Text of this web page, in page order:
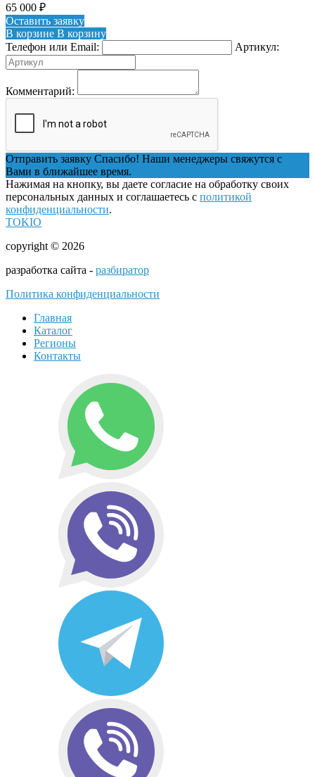
65 000 ₽
Оставить заявку
В корзине В корзину
Телефон или Email:
Артикул:
Комментарий:
Отправить заявку Спасибо! Наши менеджеры свяжутся с
Вами в ближайшее время.
Нажимая на кнопку, вы даете согласие на обработку своих
персональных данных и соглашаетесь с политикой
конфиденциальности.
TOKIO
copyright © 2026
разработка сайта - разбиратор
Политика конфиденциальности
Главная
Каталог
Регионы
Контакты